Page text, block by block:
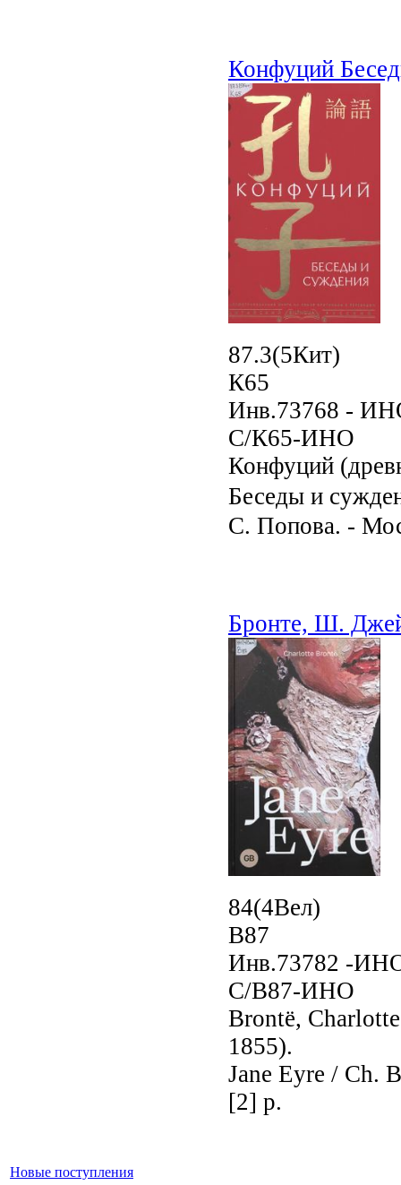
Новые поступления
Конфуций
87.3(5Кит)
К65
Инв.73768 -
С/К65-ИНО
Конфуций
Беседы и
С. Попова. -
Бронте, Ш.
84(4Вел)
B87
Инв.73782 -
С/B87-ИНО
Brontë, Charlotte
1855).
Jane Eyre / Ch.
[2] p.